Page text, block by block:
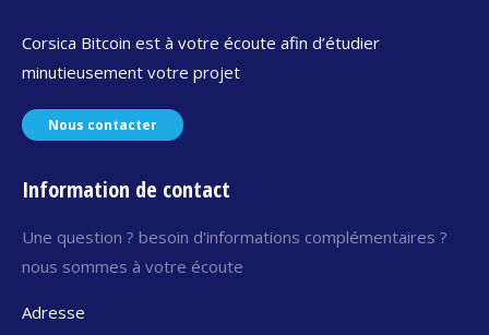
Corsica Bitcoin est à votre écoute afin d’étudier
minutieusement votre projet
Nous contacter
Information de contact
Une question ? besoin d'informations complémentaires ?
nous sommes à votre écoute
Adresse